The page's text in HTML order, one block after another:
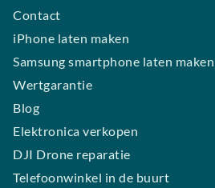
Contact
iPhone laten maken
Samsung smartphone laten maken
Wertgarantie
Blog
Elektronica verkopen
DJI Drone reparatie
Telefoonwinkel in de buurt